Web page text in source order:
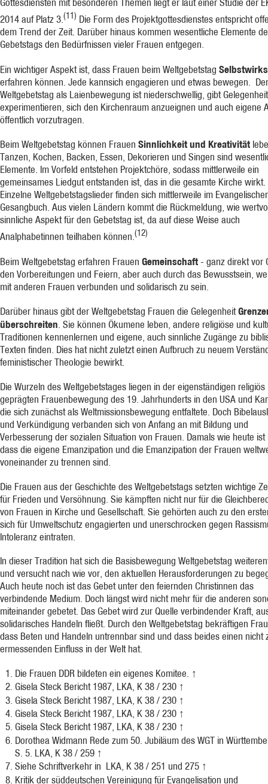
Gottesdiensten mit besonderen Themen liegt er laut einer Studie der
2014 auf Platz 3.(11) Die Form des Projektgottesdienstes entspricht
dem Trend der Zeit. Darüber hinaus kommen wesentliche Elemente
Gebetstags den Bedürfnissen vieler Frauen entgegen.
Ein wichtiger Aspekt ist, dass Frauen beim Weltgebetstag
erfahren können. Jede kannsich engagieren und etwas bewegen. Der
Weltgebetstag als Laienbewegung ist niederschwellig, gibt
experimentieren, sich den Kirchenraum anzueignen und auch eigene
öffentlich vorzutragen.
Beim Weltgebetstag können Frauen Sinnlichkeit und Kreativität
Tanzen, Kochen, Backen, Essen, Dekorieren und Singen sind
Elemente. Im Vorfeld entstehen Projektchöre, sodass mittlerweile ein
gemeinsames Liedgut entstanden ist, das in die gesamte Kirche wirkt.
Einzelne Weltgebetstagslieder finden sich mittlerweile im
Gesangbuch. Aus vielen Ländern kommt die Rückmeldung, wie
sinnliche Aspekt für den Gebetstag ist, da auf diese Weise auch
Analphabetinnen teilhaben können.(12)
Beim Weltgebetstag erfahren Frauen Gemeinschaft - ganz direkt vor
den Vorbereitungen und Feiern, aber auch durch das Bewusstsein,
mit anderen Frauen verbunden und solidarisch zu sein.
Darüber hinaus gibt der Weltgebetstag Frauen die Gelegenheit
überschreiten. Sie können Ökumene leben, andere religiöse und
Traditionen kennenlernen und eigene, auch sinnliche Zugänge zu
Texten finden. Dies hat nicht zuletzt einen Aufbruch zu neuem
feministischer Theologie bewirkt.
Die Wurzeln des Weltgebetstages liegen in der eigenständigen religiös
geprägten Frauenbewegung des 19. Jahrhunderts in den USA und
die sich zunächst als Weltmissionsbewegung entfaltete. Doch
und Verkündigung verbanden sich von Anfang an mit Bildung und
Verbesserung der sozialen Situation von Frauen. Damals wie heute ist
dass die eigene Emanzipation und die Emanzipation der Frauen
voneinander zu trennen sind.
Die Frauen aus der Geschichte des Weltgebetstags setzten wichtige
für Frieden und Versöhnung. Sie kämpften nicht nur für die
von Frauen in Kirche und Gesellschaft. Sie gehörten auch zu den
sich für Umweltschutz engagierten und unerschrocken gegen
Intoleranz eintraten.
In dieser Tradition hat sich die Basisbewegung Weltgebetstag
und versucht nach wie vor, den aktuellen Herausforderungen zu
Auch heute noch ist das Gebet unter den feiernden Christinnen das
verbindende Medium. Doch längst wird nicht mehr für die anderen
miteinander gebetet. Das Gebet wird zur Quelle verbindender Kraft,
solidarisches Handeln fließt. Durch den Weltgebetstag bekräftigen
dass Beten und Handeln untrennbar sind und dass beides einen nicht
ermessenden Einfluss in der Welt hat.
Die Frauen DDR bildeten ein eigenes Komitee. ↑
Gisela Steck Bericht 1987, LKA, K 38 / 230 ↑
Gisela Steck Bericht 1987, LKA, K 38 / 230 ↑
Gisela Steck Bericht 1987, LKA, K 38 / 230 ↑
Gisela Steck Bericht 1987, LKA, K 38 / 230 ↑
Dorothea Widmann Rede zum 50. Jubiläum des WGT in
S. 5. LKA, K 38 / 259 ↑
Siehe Schriftverkehr in LKA, K 38 / 251 und 275 ↑
Kritik der süddeutschen Vereinigung für Evangelisation und